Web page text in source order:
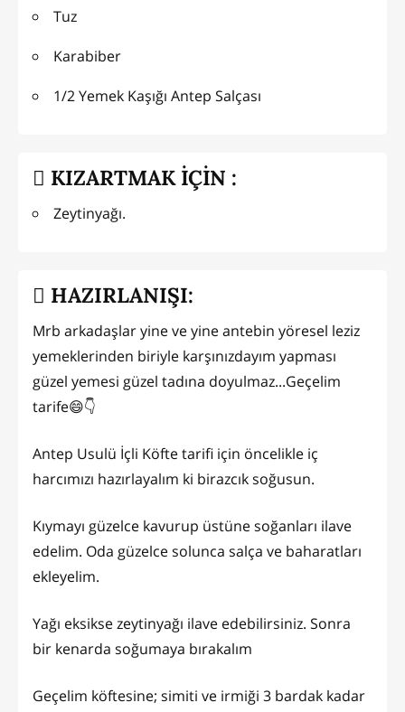
Tuz
Karabiber
1/2 Yemek Kaşığı Antep Salçası
KIZARTMAK İÇİN :
Zeytinyağı.
HAZIRLANIŞI:
Mrb arkadaşlar yine ve yine antebin yöresel leziz
yemeklerinden biriyle karşınızdayım yapması
güzel yemesi güzel tadına doyulmaz...Geçelim
tarife😄👇
Antep Usulü İçli Köfte tarifi için öncelikle iç
harcımızı hazırlayalım ki birazcık soğusun.
Kıymayı güzelce kavurup üstüne soğanları ilave
edelim. Oda güzelce solunca salça ve baharatları
ekleyelim.
Yağı eksikse zeytinyağı ilave edebilirsiniz. Sonra
bir kenarda soğumaya bırakalım
Geçelim köftesine; simiti ve irmiği 3 bardak kadar